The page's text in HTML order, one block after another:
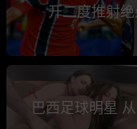
开二度推射
巴西足球明星